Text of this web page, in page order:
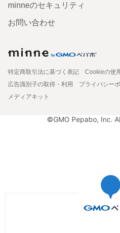
minneのセキュリティ
お問い合わせ
特定商取引法に基づく表記
Cookieの使
広告識別子の取得・利用
プライバシー
メディアキット
©GMO Pepabo, Inc.